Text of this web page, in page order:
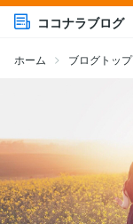
ココナラブログ
ホーム ブログトップ